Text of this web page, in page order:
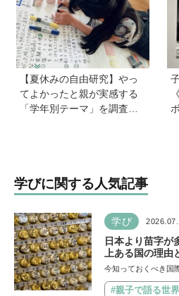
【夏休みの自由研究】やっ
てよかったと親が実感する
「学年別テーマ」を調査！
学びに関する人気記事
学び
日本より苗字が
上ある国の理由
今知っておくべき国
#親子で語る世